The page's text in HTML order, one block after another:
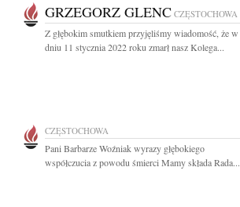
GRZEGORZ GLENC CZĘSTOCHOWA
Z głębokim smutkiem przyjęliśmy wiadomość, że w
dniu 11 stycznia 2022 roku zmarł nasz Kolega...
CZĘSTOCHOWA
Pani Barbarze Woźniak wyrazy głębokiego
współczucia z powodu śmierci Mamy składa Rada...